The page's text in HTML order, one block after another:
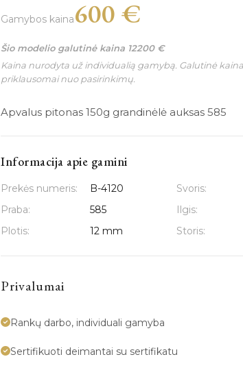
Gamybos kaina600 €
Šio modelio galutinė kaina 12200 €
Kaina nurodyta už individualią gamybą. Galutinė
priklausomai nuo pasirinkimų.
Apvalus pitonas 150g grandinėlė auksas 585
Informacija apie gamini
Prekės numeris: B-4120 Svoris:
Praba:
585 Ilgis:
Plotis:
12 mm Storis:
Privalumai
Rankų darbo, individuali gamyba
Sertifikuoti deimantai su sertifikatu